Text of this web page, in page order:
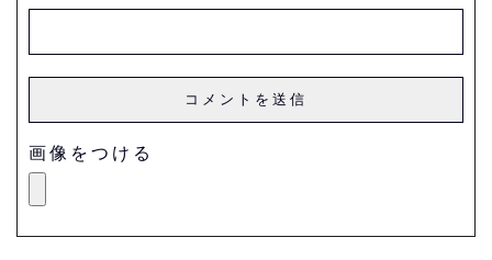
画像をつける